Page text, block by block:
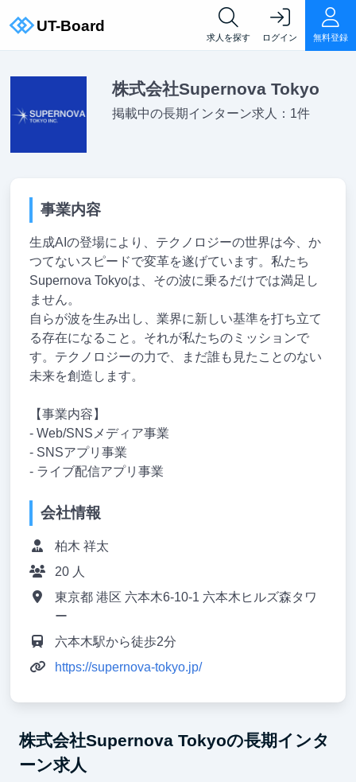
求人を探す ログイン 無料登録
株式会社Supernova Tokyo
掲載中の長期インターン求人：1件
事業内容
生成AIの登場により、テクノロジーの世界は今、か
つてないスピードで変革を遂げています。私たち
Supernova Tokyoは、その波に乗るだけでは満足し
ません。
自らが波を生み出し、業界に新しい基準を打ち立て
る存在になること。それが私たちのミッションで
す。テクノロジーの力で、まだ誰も見たことのない
未来を創造します。
【事業内容】
- Web/SNSメディア事業
- SNSアプリ事業
- ライブ配信アプリ事業
会社情報
柏木 祥太
20 人
東京都 港区 六本木6-10-1 六本木ヒルズ森タワ
ー
六本木駅から徒歩2分
https://supernova-tokyo.jp/
株式会社Supernova Tokyoの長期インタ
ーン求人